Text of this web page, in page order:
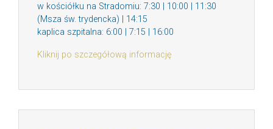
w kościółku na Stradomiu: 7:30 | 10:00 | 11:30
(Msza św. trydencka) | 14:15
kaplica szpitalna: 6:00 | 7:15 | 16:00
Kliknij po szczegółową informację